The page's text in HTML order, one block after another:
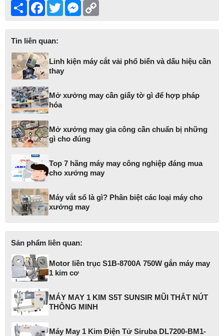
Share Facebook
TwitterMessenger
Tin liên quan:
Linh kiện máy cắt vải phổ biến và dấu hiệu cần
thay
Mở xưởng may cần giấy tờ gì để hợp pháp
hóa
Mở xưởng may gia công cần chuẩn bị những
gì cho đúng
Top 7 hãng máy may công nghiệp đáng mua
cho xưởng may
Máy vắt sổ là gì? Phân biệt các loại máy cho
xưởng may
Sản phẩm liên quan:
Motor liền trục S1B-8700A 750W gắn máy may
1 kim cơ
MÁY MAY 1 KIM S5T SUNSIR MŨI THẮT NÚT
THÔNG MINH
Máy May 1 Kim Điện Tử Siruba DL7200-BM1-